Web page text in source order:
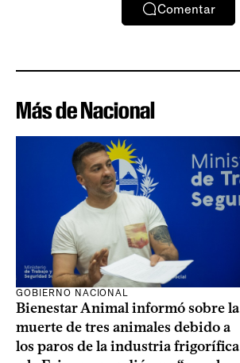
Comentar
Más de Nacional
GOBIERNO NACIONAL
Bienestar Animal informó sobre la
muerte de tres animales debido a
los paros de la industria frigorífica